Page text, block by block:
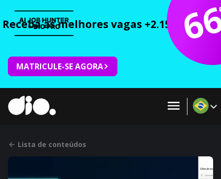
Receba as melhores vagas +2.150 cursos
MATRICULE-SE AGORA
Lista de conteúdos